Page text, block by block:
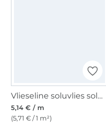
Vlieseline soluvlies soluble, blanc
5,14 € / m
(5,71 € / 1 m²)